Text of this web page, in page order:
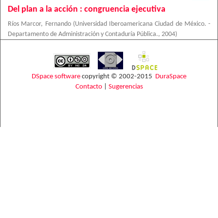
Del plan a la acción : congruencia ejecutiva
Ríos Marcor, Fernando (Universidad Iberoamericana Ciudad de México. -
Departamento de Administración y Contaduría Pública., 2004)
DSpace software copyright © 2002-2015 DuraSpace
Contacto| Sugerencias